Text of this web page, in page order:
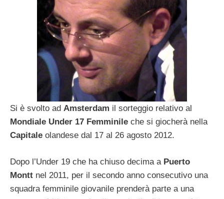
Si è svolto ad Amsterdam il sorteggio relativo al
Mondiale Under 17 Femminile che si giocherà nella
Capitale olandese dal 17 al 26 agosto 2012.
Dopo l’Under 19 che ha chiuso decima a Puerto
Montt nel 2011, per il secondo anno consecutivo una
squadra femminile giovanile prenderà parte a una